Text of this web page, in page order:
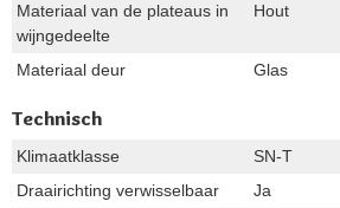
Materiaal van de plateaus in
wijngedeelte
Hout
Materiaal deur Glas
Technisch
Klimaatklasse
SN-T
Draairichting verwisselbaar
Ja